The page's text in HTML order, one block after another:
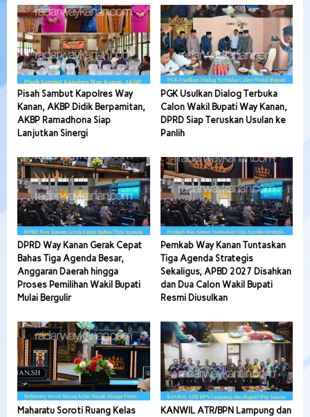
Pisah Sambut Kapolres Way
Kanan, AKBP Didik Berpamitan,
AKBP Ramadhona Siap
Lanjutkan Sinergi
PGK Usulkan Dialog Terbuka
Calon Wakil Bupati Way Kanan,
DPRD Siap Teruskan Usulan ke
Panlih
DPRD Way Kanan Gerak Cepat
Bahas Tiga Agenda Besar,
Anggaran Daerah hingga
Proses Pemilihan Wakil Bupati
Mulai Bergulir
Pemkab Way Kanan Tuntaskan
Tiga Agenda Strategis
Sekaligus, APBD 2027 Disahkan
dan Dua Calon Wakil Bupati
Resmi Diusulkan
Maharatu Soroti Ruang Kelas
KANWIL ATR/BPN Lampung dan